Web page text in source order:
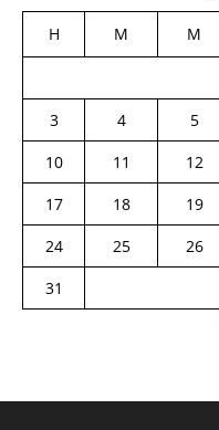
H M M
3
4 5
10
11 12
17
18 19
24
25 26
31